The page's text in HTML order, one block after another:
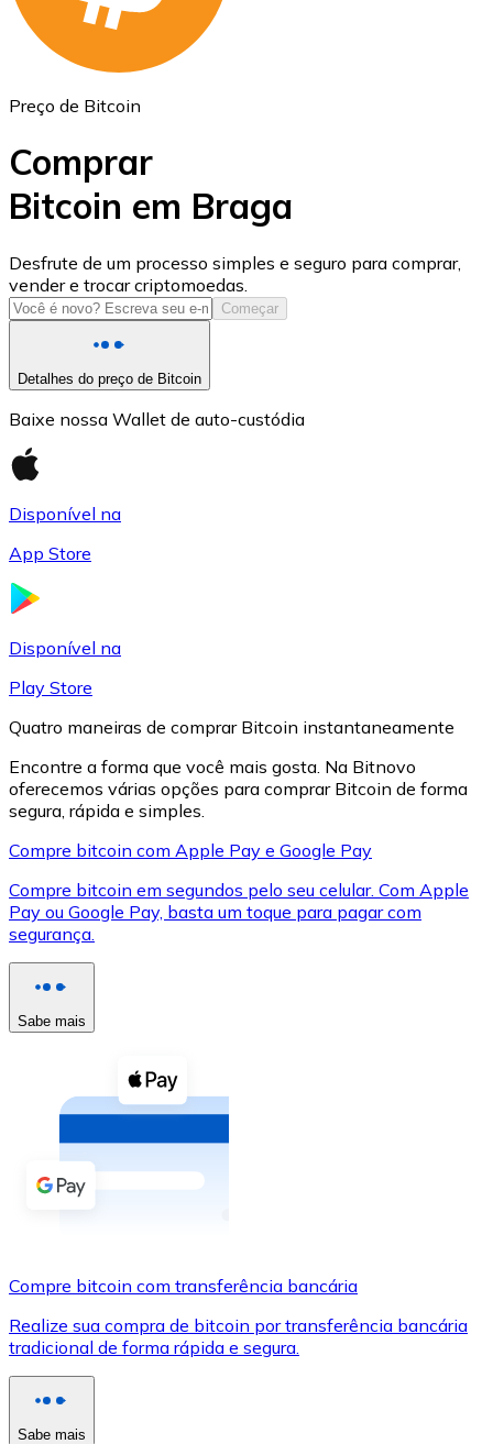
USD Coin
USDC
XRP
XRP
Ver tudo
Cupons cripto
Compre criptomoedas com dinheiro e outros
Comprar com dinheiro
Transferência SEPA
Use cartões Visa e Mastercard para comprar
Comprar com cartão
Preço de Bitcoin
Comprar
Bitcoin em Braga
Desfrute de um processo simples e seguro para comprar,
vender e trocar criptomoedas.
Começar
Detalhes do preço de Bitcoin
Baixe nossa Wallet de auto-custódia
Disponível na
App Store
Disponível na
Play Store
Quatro maneiras de comprar Bitcoin instantaneamente
Encontre a forma que você mais gosta. Na Bitnovo
oferecemos várias opções para comprar Bitcoin de forma
segura, rápida e simples.
Compre bitcoin com Apple Pay e Google Pay
Compre bitcoin em segundos pelo seu celular. Com Apple
Pay ou Google Pay, basta um toque para pagar com
segurança.
Sabe mais
Compre bitcoin com transferência bancária
Realize sua compra de bitcoin por transferência bancária
tradicional de forma rápida e segura.
Sabe mais